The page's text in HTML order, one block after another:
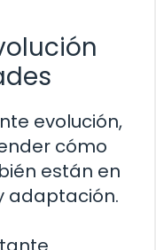
evolución,
cómo
están en
adaptación.